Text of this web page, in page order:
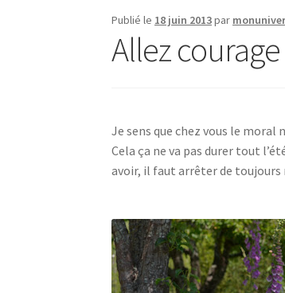
Publié le 18 juin 2013par
Allez courage
Je sens que chez vous le moral
Cela ça ne va pas durer tout
avoir, il faut arrêter de toujours